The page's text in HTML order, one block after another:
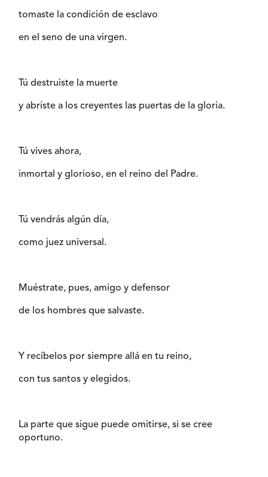
tomaste la condición de esclavo
en el seno de una virgen.
Tú destruiste la muerte
y abriste a los creyentes las puertas de la gloria.
Tú vives ahora,
inmortal y glorioso, en el reino del Padre.
Tú vendrás algún día,
como juez universal.
Muéstrate, pues, amigo y defensor
de los hombres que salvaste.
Y recíbelos por siempre allá en tu reino,
con tus santos y elegidos.
La parte que sigue puede omitirse, si se cree
oportuno.